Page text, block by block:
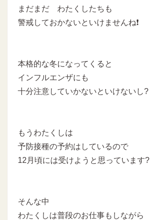
まだまだ わたくしたちも
警戒しておかないといけませんね❗
本格的な冬になってくると
インフルエンザにも
十分注意していかないといけないし?
もうわたくしは
予防接種の予約はしているので
12月頃には受けようと思っています?
そんな中
わたくしは普段のお仕事もしながら